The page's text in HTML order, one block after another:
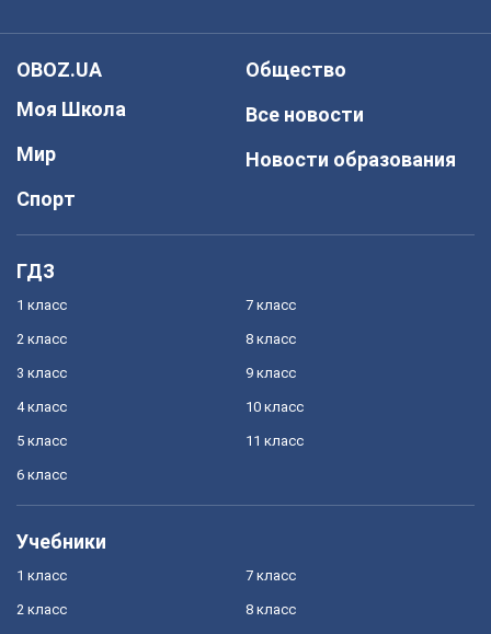
OBOZ.UA
Моя Школа
Мир
Спорт
Общество
Все новости
Новости образования
ГДЗ
1 класс
2 класс
3 класс
4 класс
5 класс
6 класс
7 класс
8 класс
9 класс
10 класс
11 класс
Учебники
1 класс
2 класс
7 класс
8 класс